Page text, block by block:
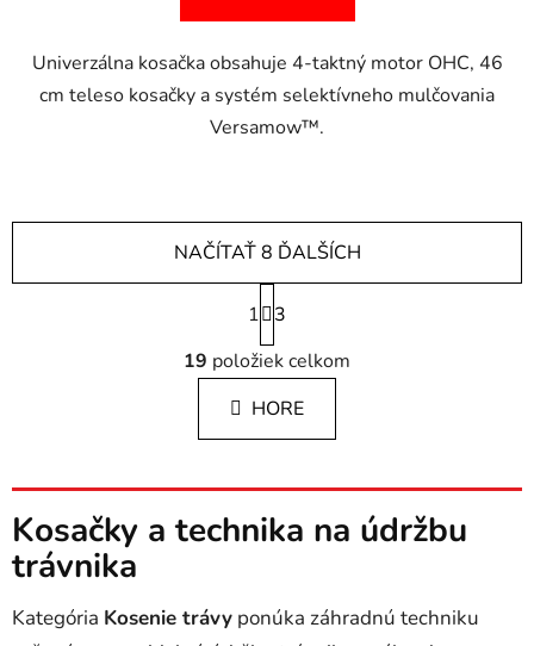
Univerzálna kosačka obsahuje 4-taktný motor OHC, 46
cm teleso kosačky a systém selektívneho mulčovania
Versamow™.
O
v
l
á
d
c
i
e
v
NAČÍTAŤ 8 ĎALŠÍCH
S
t
r
á
n
k
n
i
e
1
3
19 položiek celkom
HORE
Kosačky a technika na údržbu
trávnika
Kategória Kosenie trávy ponúka záhradnú techniku